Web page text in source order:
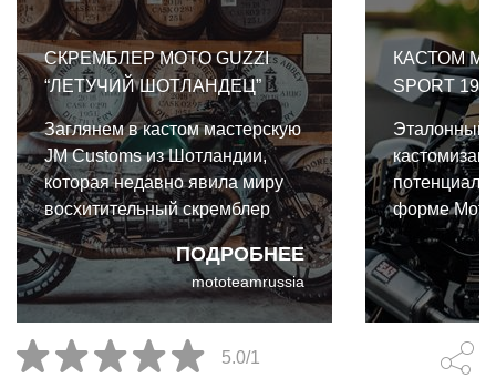
СКРЕМБЛЕР MOTO GUZZI
“ЛЕТУЧИЙ ШОТЛАНДЕЦ”
ПОДРОБНЕЕ
Заглянем в кастом мастерскую
JM Customs из Шотландии,
которая недавно явила миру
восхитительный скремблер
Moto Guzzi. Основанный на
V65 Florida 1986 года, "Летучий
Шотландец" готов бесконечно
городков и зелёные
шотландские холмы.
mototeamrussia
КАСТОМ
SPORT
Эталонный
потенциал
форме Moto
1966 года
страшным
несмотря
эффекта не
5.0/1